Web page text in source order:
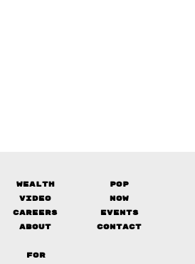
Wealth
Pop
Video
Now
Careers
Events
About Contact
FOR